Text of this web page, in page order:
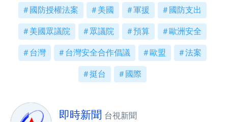
國防授權法案 美國 軍援 國防支出
美國眾議院 眾議院 預算 歐洲安全
台灣 台灣安全合作倡議 歐盟 法案
挺台 國際
即時新聞 台視新聞